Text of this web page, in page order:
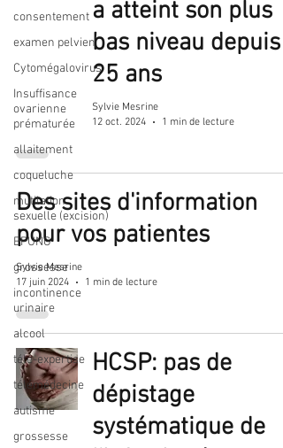
consentement
examen pelvien
Cytomégalovirus
Insuffisance
ovarienne
prématurée
allaitement
coqueluche
mutilation
sexuelle (excision)
EPUNG
grossesse
incontinence
urinaire
alcool
télé-expertise
télémédecine
autisme
grossesse
a atteint son plus
bas niveau depuis
25 ans
Sylvie Mesrine
12 oct. 2024
1 min de lecture
Des sites d'information
pour vos patientes
Sylvie Mesrine
17 juin 2024
1 min de lecture
HCSP: pas de
dépistage
systématique de